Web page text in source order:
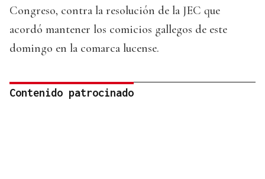
Congreso, contra la resolución de la JEC que
acordó mantener los comicios gallegos de este
domingo en la comarca lucense.
Contenido patrocinado